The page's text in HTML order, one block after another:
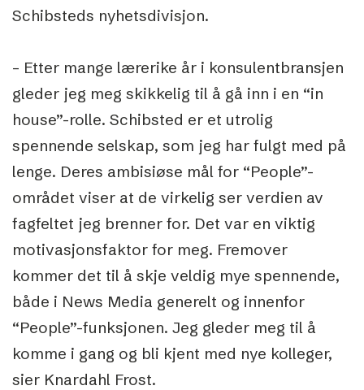
Schibsteds nyhetsdivisjon.
– Etter mange lærerike år i konsulentbransjen
gleder jeg meg skikkelig til å gå inn i en “in
house”-rolle. Schibsted er et utrolig
spennende selskap, som jeg har fulgt med på
lenge. Deres ambisiøse mål for “People”-
området viser at de virkelig ser verdien av
fagfeltet jeg brenner for. Det var en viktig
motivasjonsfaktor for meg. Fremover
kommer det til å skje veldig mye spennende,
både i News Media generelt og innenfor
“People”-funksjonen. Jeg gleder meg til å
komme i gang og bli kjent med nye kolleger,
sier Knardahl Frost.